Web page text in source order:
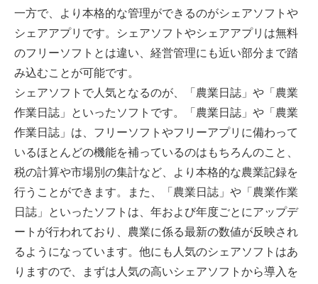
一方で、より本格的な管理ができるのがシェアソフトや
シェアアプリです。シェアソフトやシェアアプリは無料
のフリーソフトとは違い、経営管理にも近い部分まで踏
み込むことが可能です。
シェアソフトで人気となるのが、「農業日誌」や「農業
作業日誌」といったソフトです。「農業日誌」や「農業
作業日誌」は、フリーソフトやフリーアプリに備わって
いるほとんどの機能を補っているのはもちろんのこと、
税の計算や市場別の集計など、より本格的な農業記録を
行うことができます。また、「農業日誌」や「農業作業
日誌」といったソフトは、年および年度ごとにアップデ
ートが行われており、農業に係る最新の数値が反映され
るようになっています。他にも人気のシェアソフトはあ
りますので、まずは人気の高いシェアソフトから導入を